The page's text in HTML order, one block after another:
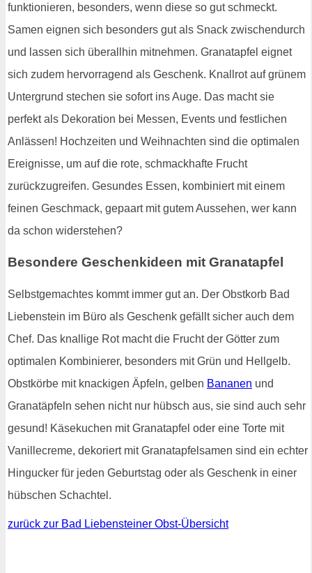
funktionieren, besonders, wenn diese so gut schmeckt.
Samen eignen sich besonders gut als Snack zwischendurch
und lassen sich überallhin mitnehmen. Granatapfel eignet
sich zudem hervorragend als Geschenk. Knallrot auf grünem
Untergrund stechen sie sofort ins Auge. Das macht sie
perfekt als Dekoration bei Messen, Events und festlichen
Anlässen! Hochzeiten und Weihnachten sind die optimalen
Ereignisse, um auf die rote, schmackhafte Frucht
zurückzugreifen. Gesundes Essen, kombiniert mit einem
feinen Geschmack, gepaart mit gutem Aussehen, wer kann
da schon widerstehen?
Besondere Geschenkideen mit Granatapfel
Selbstgemachtes kommt immer gut an. Der Obstkorb Bad
Liebenstein im Büro als Geschenk gefällt sicher auch dem
Chef. Das knallige Rot macht die Frucht der Götter zum
optimalen Kombinierer, besonders mit Grün und Hellgelb.
Obstkörbe mit knackigen Äpfeln, gelben Bananen und
Granatäpfeln sehen nicht nur hübsch aus, sie sind auch sehr
gesund! Käsekuchen mit Granatapfel oder eine Torte mit
Vanillecreme, dekoriert mit Granatapfelsamen sind ein echter
Hingucker für jeden Geburtstag oder als Geschenk in einer
hübschen Schachtel.
zurück zur Bad Liebensteiner Obst-Übersicht